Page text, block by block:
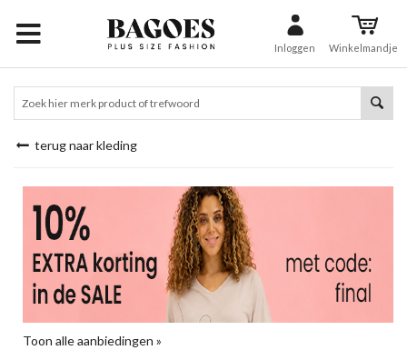
Inloggen Winkelmandje
terug naar kleding
Toon alle aanbiedingen »